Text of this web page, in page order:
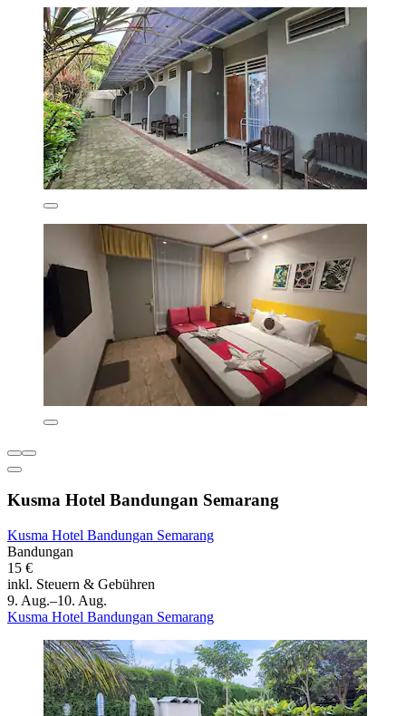
Kusma Hotel Bandungan Semarang
Kusma Hotel Bandungan Semarang
Bandungan
15 €
inkl. Steuern & Gebühren
9. Aug.–10. Aug.
Kusma Hotel Bandungan Semarang